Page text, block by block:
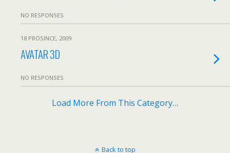
NO RESPONSES
18 PROSINCE, 2009
AVATAR 3D
NO RESPONSES
Load More From This Category…
Back to top